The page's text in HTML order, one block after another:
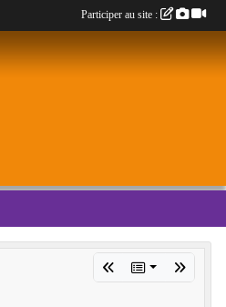
Participer au site :